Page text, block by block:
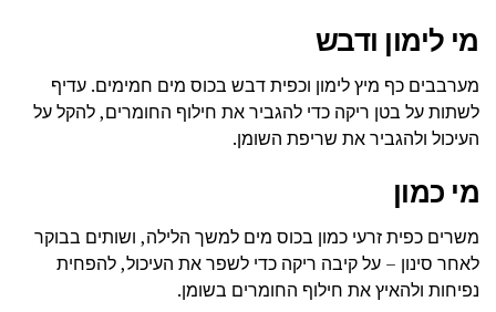
מי לימון ודבש
מערבבים כף מיץ לימון וכפית דבש בכוס מים חמימים. עדיף
לשתות על בטן ריקה כדי להגביר את חילוף החומרים, להקל על
העיכול ולהגביר את שריפת השומן.
מי כמון
משרים כפית זרעי כמון בכוס מים למשך הלילה, ושותים בבוקר
לאחר סינון – על קיבה ריקה כדי לשפר את העיכול, להפחית
נפיחות ולהאיץ את חילוף החומרים בשומן.